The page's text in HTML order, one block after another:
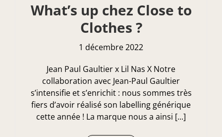
What’s up chez Close to
Clothes ?
1 décembre 2022
Jean Paul Gaultier x Lil Nas X Notre
collaboration avec Jean-Paul Gaultier
s’intensifie et s’enrichit : nous sommes très
fiers d’avoir réalisé son labelling générique
cette année ! La marque nous a ainsi [...]